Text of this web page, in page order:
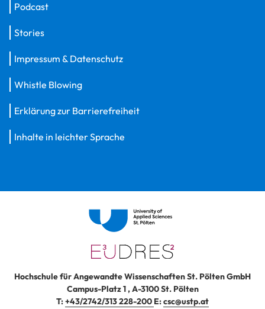
Podcast
Stories
Impressum & Datenschutz
Whistle Blowing
Erklärung zur Barrierefreiheit
Inhalte in leichter Sprache
Hochschule für Angewandte Wissenschaften St. Pölten GmbH
Campus-Platz 1,A-3100St. Pölten
T:+43/2742/313 228-200 E:csc@ustp.at